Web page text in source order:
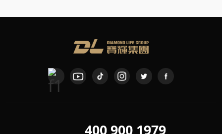
400 900 1979